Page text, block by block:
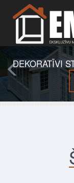
DEKORATĪVI